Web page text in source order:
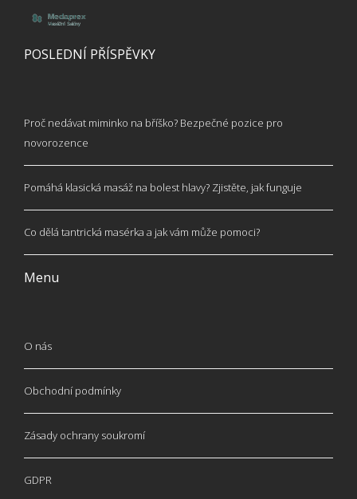
POSLEDNÍ PŘÍSPĚVKY
Proč nedávat miminko na bříško? Bezpečné pozice pro
novorozence
Pomáhá klasická masáž na bolest hlavy? Zjistěte, jak funguje
Co dělá tantrická masérka a jak vám může pomoci?
Menu
O nás
Obchodní podmínky
Zásady ochrany soukromí
GDPR